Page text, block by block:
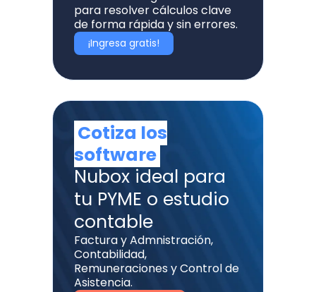
para resolver cálculos clave
de forma rápida y sin errores.
¡Ingresa gratis!
Cotiza los
software
Nubox ideal para
tu PYME o estudio
contable
Factura y Admnistración,
Contabilidad,
Remuneraciones y Control de
Asistencia.